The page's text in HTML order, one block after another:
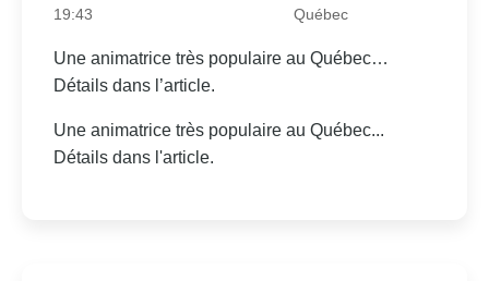
19:43
Québec
Une animatrice très populaire au Québec…
Détails dans l’article.
Une animatrice très populaire au Québec...
Détails dans l'article.